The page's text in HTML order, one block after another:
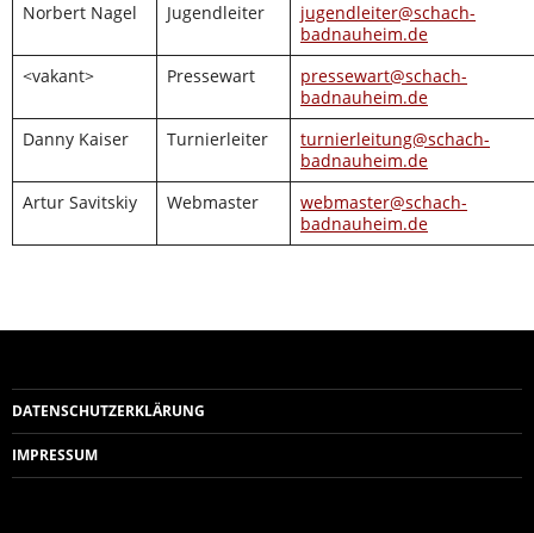
Norbert Nagel
Jugendleiter
jugendleiter@schach-
badnauheim.de
<vakant>
Pressewart
pressewart@schach-
badnauheim.de
Danny Kaiser
Turnierleiter
turnierleitung@schach-
badnauheim.de
Artur Savitskiy
Webmaster
webmaster@schach-
badnauheim.de
DATENSCHUTZERKLÄRUNG
IMPRESSUM